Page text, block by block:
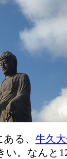
る、 牛久
い。なんと